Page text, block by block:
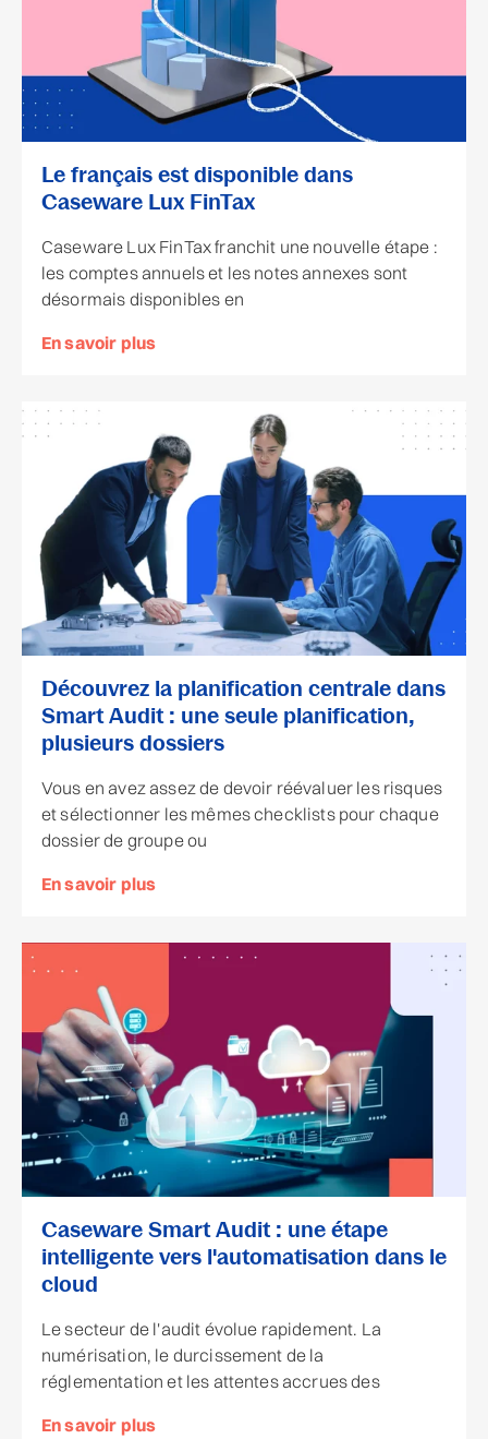
Le français est disponible dans
Caseware Lux FinTax
Caseware Lux FinTax franchit une nouvelle étape :
les comptes annuels et les notes annexes sont
désormais disponibles en
En savoir plus
Découvrez la planification centrale dans
Smart Audit : une seule planification,
plusieurs dossiers
Vous en avez assez de devoir réévaluer les risques
et sélectionner les mêmes checklists pour chaque
dossier de groupe ou
En savoir plus
Caseware Smart Audit : une étape
intelligente vers l'automatisation dans le
cloud
Le secteur de l'audit évolue rapidement. La
numérisation, le durcissement de la
réglementation et les attentes accrues des
En savoir plus